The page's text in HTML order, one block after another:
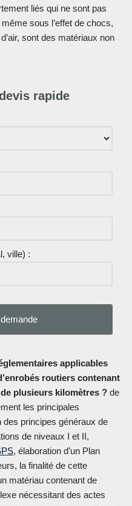
liés qui ne sont pas
sous l’effet de chocs,
sont des matériaux non
rapide
ville) :
applicables
routiers contenant
plusieurs kilomètres ? de
les principales
des principes généraux de
de niveaux I et II,
, élaboration d’un Plan
la finalité de cette
matériau contenant de
nécessitant des actes